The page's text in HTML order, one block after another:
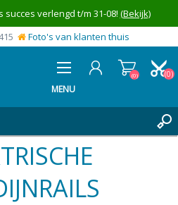
succes verlengd t/m 31-08! (Bekijk)
Foto's van klanten thuis
MENU
(0)
(0)